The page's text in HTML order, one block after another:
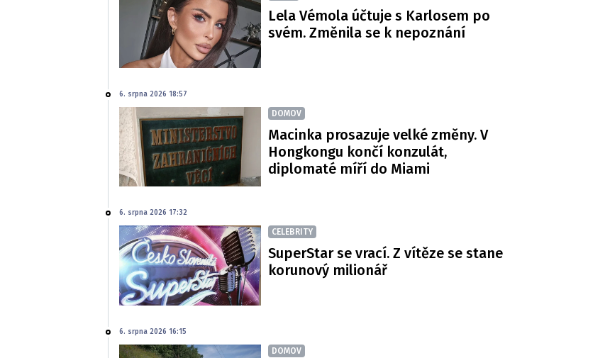
Lela Vémola účtuje s Karlosem po
svém. Změnila se k nepoznání
6. srpna 2026 18:57
DOMOV
Macinka prosazuje velké změny. V
Hongkongu končí konzulát,
diplomaté míří do Miami
6. srpna 2026 17:32
CELEBRITY
SuperStar se vrací. Z vítěze se stane
korunový milionář
6. srpna 2026 16:15
DOMOV